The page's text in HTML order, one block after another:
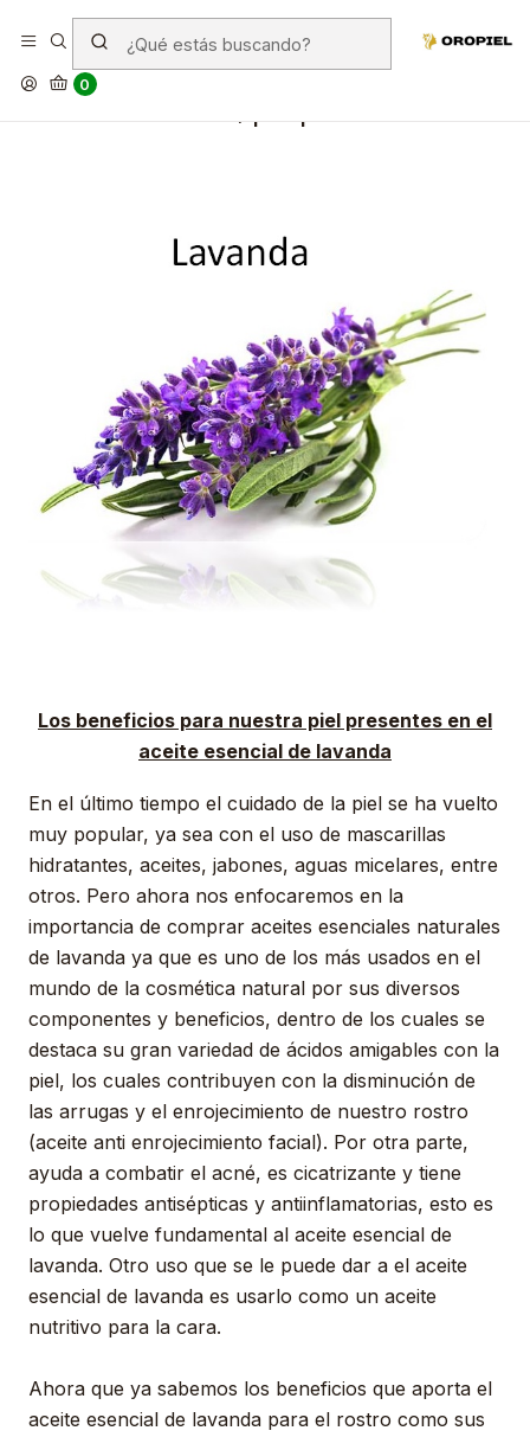
0
Comprar aceite esencial de
lavanda natural en chile,
Los beneficios para nuestra piel presentes en el
aceite esencial de lavanda
En el último tiempo el cuidado de la piel se ha vuelto
muy popular, ya sea con el uso de mascarillas
hidratantes, aceites, jabones, aguas micelares, entre
otros. Pero ahora nos enfocaremos en la
importancia de comprar aceites esenciales naturales
de lavanda ya que es uno de los más usados en el
mundo de la cosmética natural por sus diversos
componentes y beneficios, dentro de los cuales se
destaca su gran variedad de ácidos amigables con la
piel, los cuales contribuyen con la disminución de
las arrugas y el enrojecimiento de nuestro rostro
(aceite anti enrojecimiento facial). Por otra parte,
ayuda a combatir el acné, es cicatrizante y tiene
propiedades antisépticas y antiinflamatorias, esto es
lo que vuelve fundamental al aceite esencial de
lavanda. Otro uso que se le puede dar a el aceite
esencial de lavanda es usarlo como un aceite
nutritivo para la cara.
Ahora que ya sabemos los beneficios que aporta el
aceite esencial de lavanda para el rostro como sus